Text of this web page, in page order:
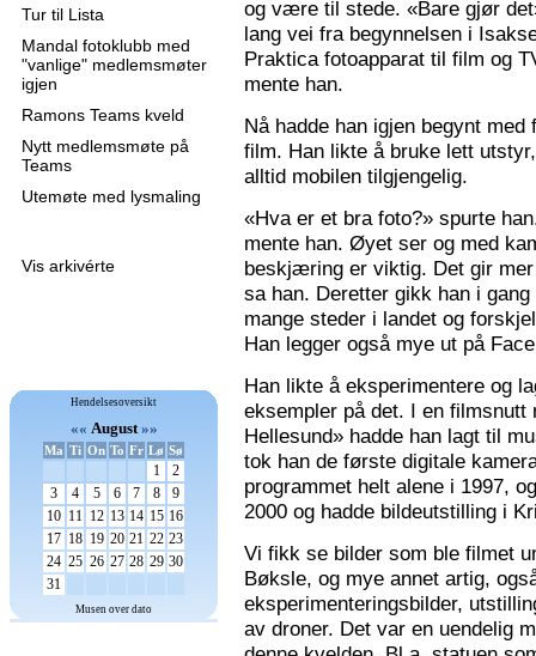
Tur til Lista
Mandal fotoklubb med
"vanlige" medlemsmøter
igjen
Ramons Teams kveld
Nytt medlemsmøte på
Teams
Utemøte med lysmaling
Vis arkivérte
Hendelsesoversikt
«« August»»
Ma Ti On To Fr Lø Sø
1
2
3
4 5 6 7 8
9
10 11 12 13 14 15 16
17 18 19 20 21 22 23
24 25 26 27 28 29 30
31
Musen over dato
og være til stede. «Bare gjør
lang vei fra begynnelsen i
Praktica fotoapparat til film og
mente han.
Nå hadde han igjen begynt
film. Han likte å bruke lett
alltid mobilen tilgjengelig.
«Hva er et bra foto?» spurte
mente han. Øyet ser og med
beskjæring er viktig. Det gir
sa han. Deretter gikk han i
mange steder i landet og
Han legger også mye ut på
Han likte å eksperimentere og
eksempler på det. I en filmsnutt
Hellesund» hadde han lagt til
tok han de første digitale
programmet helt alene i 1997,
2000 og hadde bildeutstilling i
Vi fikk se bilder som ble filmet
Bøksle, og mye annet artig,
eksperimenteringsbilder,
av droner. Det var en uendelig